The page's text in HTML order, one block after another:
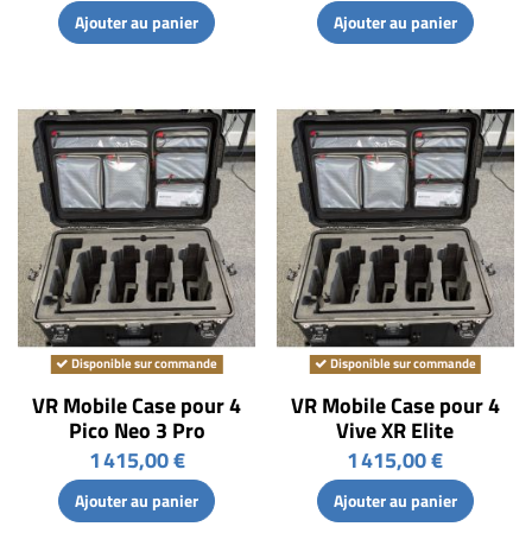
Ajouter au panier Ajouter au panier
Disponible sur commande
VR Mobile Case pour 4
Pico Neo 3 Pro
1 415,00 €
Ajouter au panier
Disponible sur commande
VR Mobile Case pour 4
Vive XR Elite
1 415,00 €
Ajouter au panier